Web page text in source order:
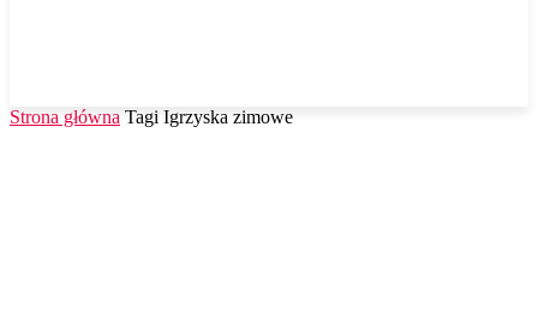
Strona główna Tagi Igrzyska zimowe